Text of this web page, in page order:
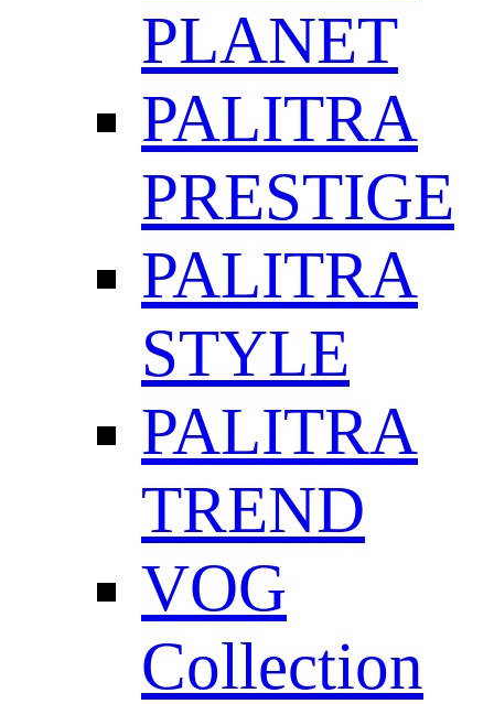
PLANET
PALITRA
PRESTIGE
PALITRA
STYLE
PALITRA
TREND
VOG
Collection